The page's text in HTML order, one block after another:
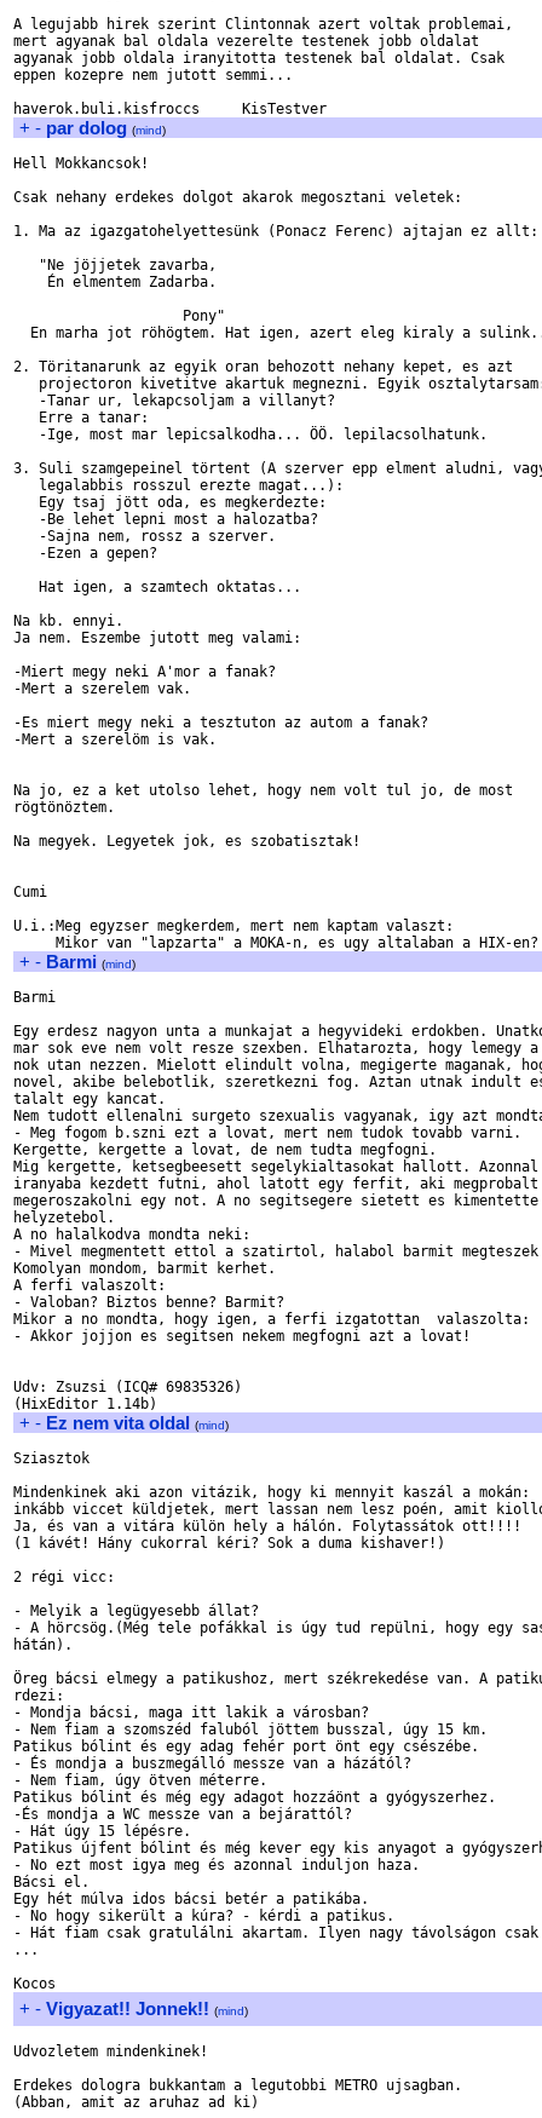
A legujabb hirek szerint Clintonnak azert voltak problemai,
mert agyanak bal oldala vezerelte testenek jobb oldalat
agyanak jobb oldala iranyitotta testenek bal oldalat. Csak
eppen kozepre nem jutott semmi...
+ - par dolog (mind)
Hell Mokkancsok!
Csak nehany erdekes dolgot akarok megosztani veletek:
1. Ma az igazgatohelyettesünk (Ponacz Ferenc) ajtajan ez allt:
   "Ne jöjjetek zavarba,
    Én elmentem Zadarba.
                    Pony"
En marha jot röhögtem. Hat igen, azert eleg kiraly a
2. Töritanarunk az egyik oran behozott nehany kepet, es azt
projectoron kivetitve akartuk megnezni. Egyik
   -Tanar ur, lekapcsoljam a villanyt?
   Erre a tanar:
   -Ige, most mar lepicsalkodha... ÖÖ. lepilacsolhatunk.
3. Suli szamgepeinel törtent (A szerver epp elment aludni,
   legalabbis rosszul erezte magat...):
   Egy tsaj jött oda, es megkerdezte:
   -Be lehet lepni most a halozatba?
   -Sajna nem, rossz a szerver.
   -Ezen a gepen?
   Hat igen, a szamtech oktatas...
Na kb. ennyi.
Ja nem. Eszembe jutott meg valami:
-Miert megy neki A'mor a fanak?
-Mert a szerelem vak.
-Es miert megy neki a tesztuton az autom a fanak?
-Mert a szerelöm is vak.
Na jo, ez a ket utolso lehet, hogy nem volt tul jo, de most
rögtönöztem.
Na megyek. Legyetek jok, es szobatisztak!
Cumi
U.i.:Meg egyzser megkerdem, mert nem kaptam valaszt:
+ - Barmi (mind)
Barmi
Egy erdesz nagyon unta a munkajat a hegyvideki erdokben.
mar sok eve nem volt resze szexben. Elhatarozta, hogy lemegy
nok utan nezzen. Mielott elindult volna, megigerte maganak,
novel, akibe belebotlik, szeretkezni fog. Aztan utnak indult
talalt egy kancat.
Nem tudott ellenalni surgeto szexualis vagyanak, igy azt mondta
- Meg fogom b.szni ezt a lovat, mert nem tudok tovabb varni.
Kergette, kergette a lovat, de nem tudta megfogni.
Mig kergette, ketsegbeesett segelykialtasokat hallott. Azonnal
iranyaba kezdett futni, ahol latott egy ferfit, aki megprobalt
megeroszakolni egy not. A no segitsegere sietett es
helyzetebol.
A no halalkodva mondta neki:
- Mivel megmentett ettol a szatirtol, halabol barmit megteszek
Komolyan mondom, barmit kerhet.
A ferfi valaszolt:
- Valoban? Biztos benne? Barmit?
Mikor a no mondta, hogy igen, a ferfi izgatottan  valaszolta:
- Akkor jojjon es segitsen nekem megfogni azt a lovat!
Udv: Zsuzsi (ICQ# 69835326)
+ - Ez nem vita oldal (mind)
Sziasztok
Mindenkinek aki azon vitázik, hogy ki mennyit kaszál a mokán:
inkább viccet küldjetek, mert lassan nem lesz poén, amit
Ja, és van a vitára külön hely a hálón. Folytassátok ott!!!!
(1 kávét! Hány cukorral kéri? Sok a duma kishaver!)
2 régi vicc:
- Melyik a legügyesebb állat?
- A hörcsög.(Még tele pofákkal is úgy tud repülni, hogy egy
hátán).
Öreg bácsi elmegy a patikushoz, mert székrekedése van. A
rdezi:
- Mondja bácsi, maga itt lakik a városban?
- Nem fiam a szomszéd faluból jöttem busszal, úgy 15 km.
Patikus bólint és egy adag fehér port önt egy csészébe.
- És mondja a buszmegálló messze van a házától?
- Nem fiam, úgy ötven méterre.
Patikus bólint és még egy adagot hozzáönt a gyógyszerhez.
-És mondja a WC messze van a bejárattól?
- Hát úgy 15 lépésre.
Patikus újfent bólint és még kever egy kis anyagot a
- No ezt most igya meg és azonnal induljon haza.
Bácsi el.
Egy hét múlva idos bácsi betér a patikába.
- No hogy sikerült a kúra? - kérdi a patikus.
- Hát fiam csak gratulálni akartam. Ilyen nagy távolságon
...
+ - Vigyazat!! Jonnek!! (mind)
Udvozletem mindenkinek!
Erdekes dologra bukkantam a legutobbi METRO ujsagban.
(Abban, amit az aruhaz ad ki)